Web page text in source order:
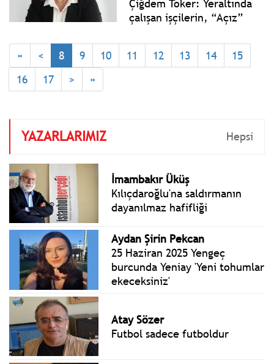
yapmaya devam ediyor.
Çiğdem Toker: Yeraltında
çalışan işçilerin, “Açız”
Eskişehir’den Ankara’ya
yürüdüğü Doruk
« < 8 9 10 11 12 13 14
15
16
17 > »
YAZARLARIMIZ Hepsi
İmambakır Üküş
Kılıçdaroğlu'na saldırmanın
dayanılmaz hafifliği
Aydan Şirin Pekcan
25 Haziran 2025 Yengeç
burcunda Yeniay 'Yeni tohumlar
ekeceksiniz'
Atay Sözer
Futbol sadece futboldur